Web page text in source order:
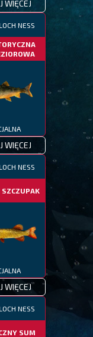
WIĘCEJ
NESS
WIĘCEJ
NESS
SZCZUPAK
WIĘCEJ
NESS
SUM